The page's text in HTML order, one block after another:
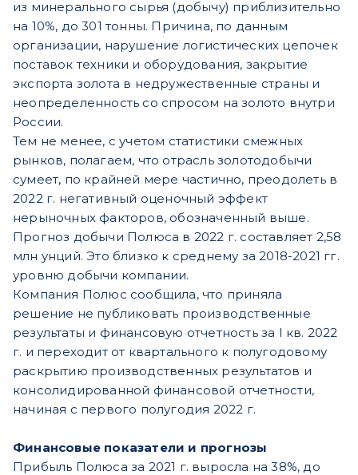
из минерального сырья (добычу) приблизительно
на 10%, до 301 тонны. Причина, по данным
организации, нарушение логистических цепочек
поставок техники и оборудования, закрытие
экспорта золота в недружественные страны и
неопределенность со спросом на золото внутри
России.
Тем не менее, с учетом статистики смежных
рынков, полагаем, что отрасль золотодобычи
сумеет, по крайней мере частично, преодолеть в
2022 г. негативный оценочный эффект
нерыночных факторов, обозначенный выше.
Прогноз добычи Полюса в 2022 г. составляет 2,58
млн унций. Это близко к среднему за 2018-2021 гг.
уровню добычи компании.
Компания Полюс сообщила, что приняла
решение не публиковать производственные
результаты и финансовую отчетность за I кв. 2022
г. и переходит от квартального к полугодовому
раскрытию производственных результатов и
консолидированной финансовой отчетности,
начиная с первого полугодия 2022 г.
Финансовые показатели и прогнозы
Прибыль Полюса за 2021 г. выросла на 38%, до